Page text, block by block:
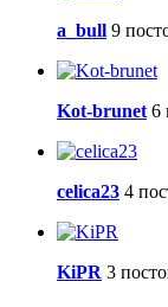
a_bull 9
Kot-brunet 6
celica23 4
KiPR 3